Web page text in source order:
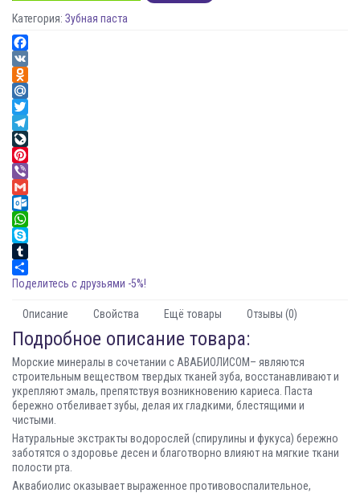
Категория: Зубная паста
Facebook
VK
Odnoklassniki
Mail.Ru
Twitter
Telegram
LiveJournal
Pinterest
Viber
Gmail
Outlook.com
WhatsApp
Skype
Tumblr
Поделитесь с друзьями -5%!
Описание Свойства Ещё товары Отзывы (0)
Подробное описание товара:
Морские минералы в сочетании с АВАБИОЛИСОМ– являются
строительным веществом твердых тканей зуба, восстанавливают и
укрепляют эмаль, препятствуя возникновению кариеса. Паста
бережно отбеливает зубы, делая их гладкими, блестящими и
чистыми.
Натуральные экстракты водорослей (спирулины и фукуса) бережно
заботятся о здоровье десен и благотворно влияют на мягкие ткани
полости рта.
Аквабиолис оказывает выраженное противовоспалительное,